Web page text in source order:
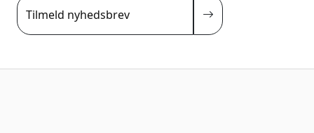
Tilmeld nyhedsbrev